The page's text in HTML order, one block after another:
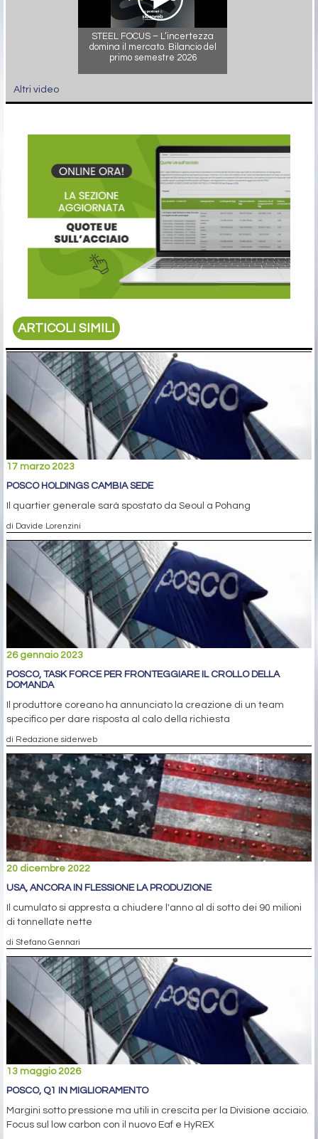
STEEL FOCUS – L’incertezza
domina il mercato. Bilancio del
primo semestre 2026
Altri video
ARTICOLI SIMILI
17 marzo 2023
POSCO HOLDINGS CAMBIA SEDE
Il quartier generale sarà spostato da Seoul a Pohang
di Davide Lorenzini
26 gennaio 2023
POSCO, TASK FORCE PER FRONTEGGIARE IL CROLLO DELLA
DOMANDA
Il produttore coreano ha annunciato la creazione di un team
specifico per dare risposta al calo della richiesta
di Redazione siderweb
20 dicembre 2022
USA, ANCORA IN FLESSIONE LA PRODUZIONE
Il cumulato si appresta a chiudere l'anno al di sotto dei 90 milioni
di tonnellate nette
di Stefano Gennari
13 maggio 2026
POSCO, Q1 IN MIGLIORAMENTO
Margini sotto pressione ma utili in crescita per la Divisione acciaio.
Focus sul low carbon con il nuovo Eaf e HyREX